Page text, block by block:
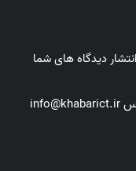
انتشار دیدگاه های شما
شما می توانید مطالب و مقالات خود را به آدرس info@khabarict.ir